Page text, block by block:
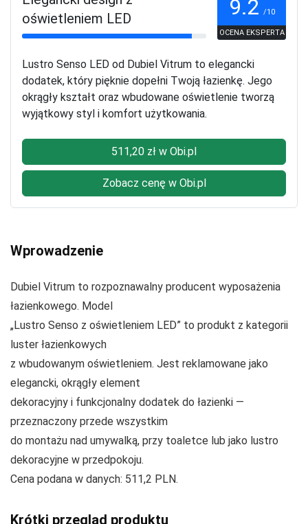
oświetleniem LED
9.2 /10
OCENA EKSPERTA
Lustro Senso LED od Dubiel Vitrum to elegancki
dodatek, który pięknie dopełni Twoją łazienkę. Jego
okrągły kształt oraz wbudowane oświetlenie tworzą
wyjątkowy styl i komfort użytkowania.
511,20 zł w Obi.pl
Zobacz cenę w Obi.pl
Wprowadzenie
Dubiel Vitrum to rozpoznawalny producent wyposażenia
łazienkowego. Model
„Lustro Senso z oświetleniem LED” to produkt z kategorii
luster łazienkowych
z wbudowanym oświetleniem. Jest reklamowane jako
elegancki, okrągły element
dekoracyjny i funkcjonalny dodatek do łazienki —
przeznaczony przede wszystkim
do montażu nad umywalką, przy toaletce lub jako lustro
dekoracyjne w przedpokoju.
Cena podana w danych: 511,2 PLN.
Krótki przegląd produktu